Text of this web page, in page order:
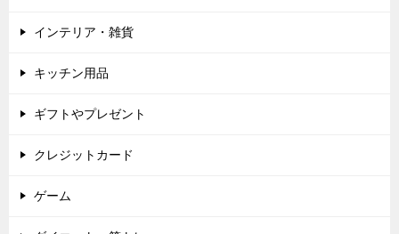
インテリア・雑貨
キッチン用品
ギフトやプレゼント
クレジットカード
ゲーム